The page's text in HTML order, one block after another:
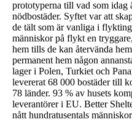
prototyperna till vad som idag
nödbostäder. Syftet var att
de tält som är vanliga i
människor på flykt en
hem tills de kan återvända
permanent hem någon
lager i Polen, Turkiet och
levererat 68 000 bostäder till
78 länder. 93 % av husets
leverantörer i EU. Better
nått hundratusentals